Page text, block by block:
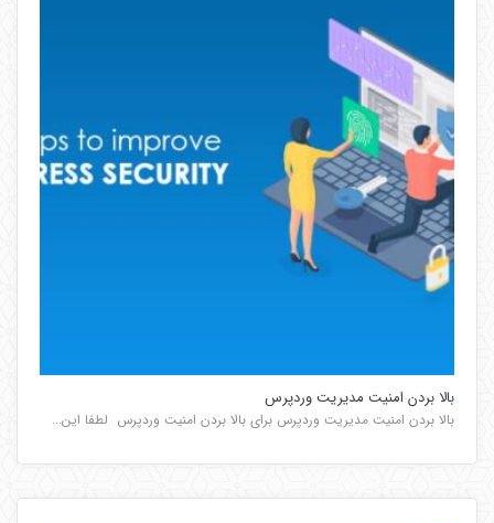
بالا بردن امنیت مدیریت وردپرس
بالا بردن امنیت مدیریت وردپرس برای بالا بردن امنیت وردپرس لطفا این...